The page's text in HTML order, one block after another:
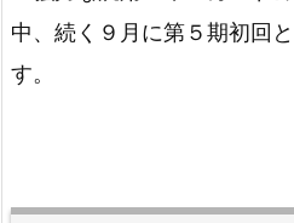
中、続く９月に第５期初回
す。